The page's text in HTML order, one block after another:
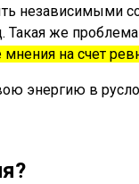
независимыми со
Такая же
на счет
энергию в